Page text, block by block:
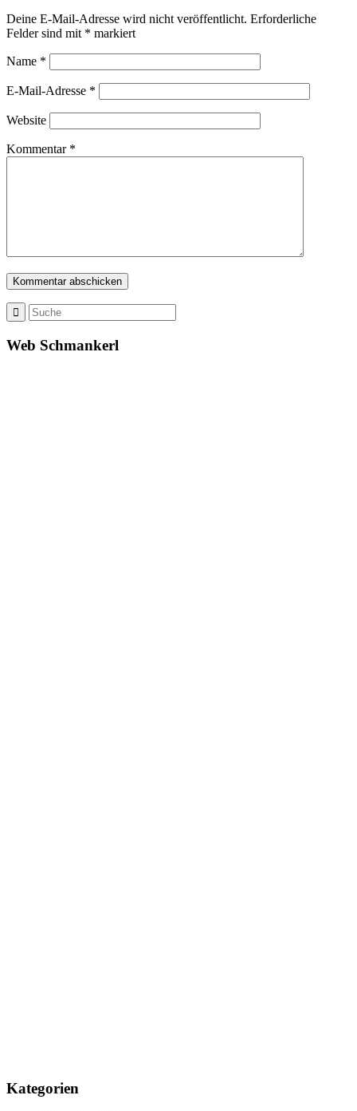
Deine E-Mail-Adresse wird nicht veröffentlicht. Erforderliche
Felder sind mit * markiert
Name *
E-Mail-Adresse *
Website
Kommentar *
Web Schmankerl
Kategorien